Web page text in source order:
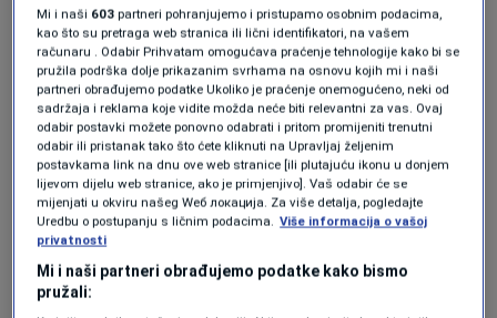
Inače, radna sedmica u Danskoj traje 37,5 sati,
što je manje od većine evropskih zemalja.
Osobe u dobu za zasnivanje porodice, kao i oni
sa univerzitetskim obrazovanjem spadaju u
grupu koja je posebno izrazila želju za
smanjenjem radnog vremena.
“Ljudi žele manje da rade nakon što napune 35
Mi i naši 603 partneri pohranjujemo i pristupamo osobnim podacima,
kao što su pretraga web stranica ili lični identifikatori, na vašem
računaru . Odabir Prihvatam omogućava praćenje tehnologije kako bi se
pružila podrška dolje prikazanim svrhama na osnovu kojih mi i naši
partneri obrađujemo podatke Ukoliko je praćenje onemogućeno, neki od
sadržaja i reklama koje vidite možda neće biti relevantni za vas. Ovaj
odabir postavki možete ponovno odabrati i pritom promijeniti trenutni
odabir ili pristanak tako što ćete kliknuti na Upravljaj željenim
postavkama link na dnu ove web stranice [ili plutajuću ikonu u donjem
lijevom dijelu web stranice, ako je primjenjivo]. Vaš odabir će se
mijenjati u okviru našeg Wеб локација. Za više detalja, pogledajte
Uredbu o postupanju s ličnim podacima. Više informacija o vašoj
privatnosti
Mi i naši partneri obrađujemo podatke kako bismo
pružali: